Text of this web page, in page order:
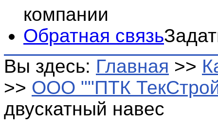
компании
Обратная связь
Вы здесь: Главная >>
>> ООО ""ПТК
двускатный навес